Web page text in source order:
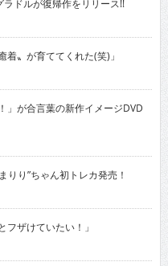
ドルが復帰作をリリース!!
〟が育ててくれた(笑)」
が合言葉の新作イメージDVD
り”ちゃん初トレカ発売！
ザけていたい！」